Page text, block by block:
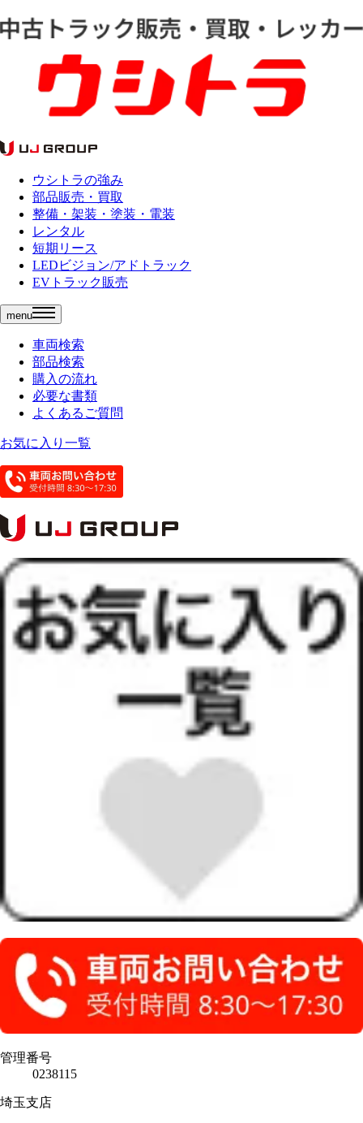
ウシトラの強み
部品販売・買取
整備・架装・塗装・電装
レンタル
短期リース
LEDビジョン/アドトラック
EVトラック販売
menu
車両検索
部品検索
購入の流れ
必要な書類
よくあるご質問
お気に入り一覧
管理番号
0238115
埼玉支店